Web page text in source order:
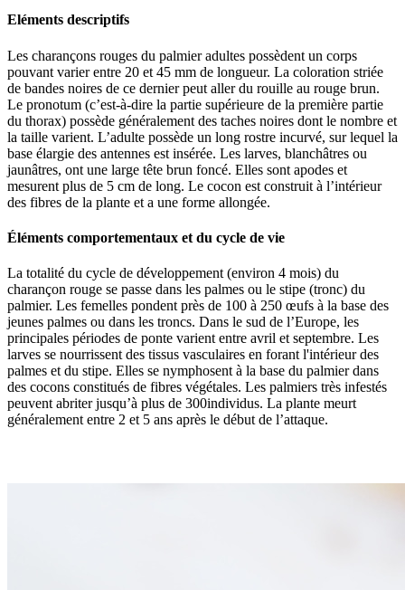
Eléments descriptifs
Les charançons rouges du palmier adultes possèdent un corps
pouvant varier entre 20 et 45 mm de longueur. La coloration striée
de bandes noires de ce dernier peut aller du rouille au rouge brun.
Le pronotum (c’est-à-dire la partie supérieure de la première partie
du thorax) possède généralement des taches noires dont le nombre et
la taille varient. L’adulte possède un long rostre incurvé, sur lequel la
base élargie des antennes est insérée. Les larves, blanchâtres ou
jaunâtres, ont une large tête brun foncé. Elles sont apodes et
mesurent plus de 5 cm de long. Le cocon est construit à l’intérieur
des fibres de la plante et a une forme allongée.
Éléments comportementaux et du cycle de vie
La totalité du cycle de développement (environ 4 mois) du
charançon rouge se passe dans les palmes ou le stipe (tronc) du
palmier. Les femelles pondent près de 100 à 250 œufs à la base des
jeunes palmes ou dans les troncs. Dans le sud de l’Europe, les
principales périodes de ponte varient entre avril et septembre. Les
larves se nourrissent des tissus vasculaires en forant l'intérieur des
palmes et du stipe. Elles se nymphosent à la base du palmier dans
des cocons constitués de fibres végétales. Les palmiers très infestés
peuvent abriter jusqu’à plus de 300individus. La plante meurt
généralement entre 2 et 5 ans après le début de l’attaque.